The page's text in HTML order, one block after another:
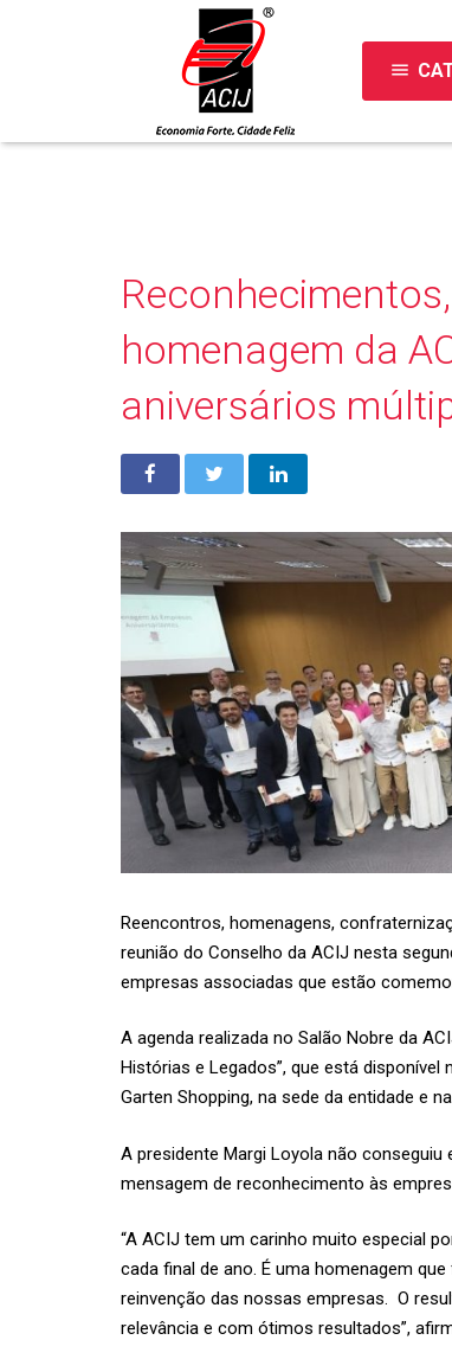
menu
homenagem da
aniversários
Reencontros, homenagens,
reunião do Conselho da ACIJ nesta
empresas associadas que estão
A agenda realizada no Salão Nobre da
Histórias e Legados”, que está
Garten Shopping, na sede da entidade e na
A presidente Margi Loyola não
mensagem de reconhecimento às
“A ACIJ tem um carinho muito especial
cada final de ano. É uma homenagem
reinvenção das nossas empresas. O
relevância e com ótimos resultados”,